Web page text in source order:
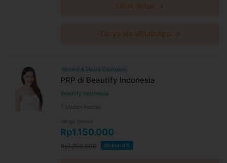
Lihat detail →
Tanya via WhatsApp →
Review & Ekstra Cashback
PRP di Beautify Indonesia
Beautify Indonesia
Medan Polonia
Harga Spesial
Rp1.150.000
Rp1.250.000 Diskon 8%